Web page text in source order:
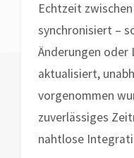
Echtzeit
synchronisiert –
Änderungen
aktualisiert,
vorgenommen
zuverlässiges
nahtlose